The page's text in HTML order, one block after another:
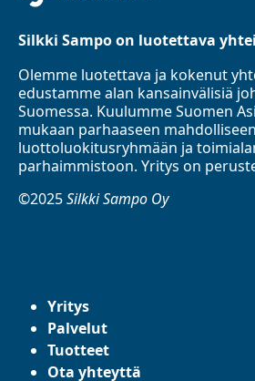
Silkki Sampo on luotettava
Olemme luotettava ja kokenut
edustamme alan kansainvälisiä
Suomessa. Kuulumme Suomen
mukaan parhaaseen mahdolliseen
luottoluokitusryhmään ja
parhaimmistoon. Yritys on
©2025Silkki Sampo Oy
Yritys
Palvelut
Tuotteet
Ota yhteyttä